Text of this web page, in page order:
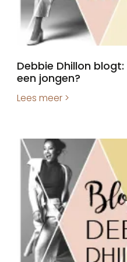
Debbie Dhillon blogt:
een jongen?
Lees meer >